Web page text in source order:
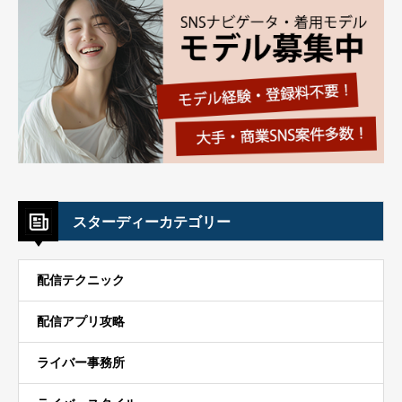
スターディーカテゴリー
配信テクニック
配信アプリ攻略
ライバー事務所